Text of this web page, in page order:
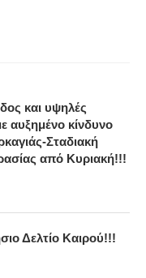
και υψηλές
αυξημένο κίνδυνο
Σταδιακή
από Κυριακή!!!
Δελτίο Καιρού!!!